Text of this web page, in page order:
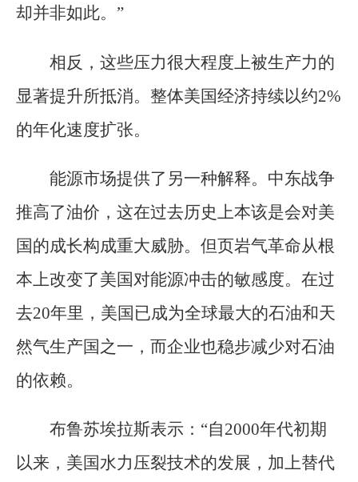
却并非如此。”
相反，这些压力很大程度上被生产力的
显著提升所抵消。整体美国经济持续以约2%
的年化速度扩张。
能源市场提供了另一种解释。中东战争
推高了油价，这在过去历史上本该是会对美
国的成长构成重大威胁。但页岩气革命从根
本上改变了美国对能源冲击的敏感度。在过
去20年里，美国已成为全球最大的石油和天
然气生产国之一，而企业也稳步减少对石油
的依赖。
布鲁苏埃拉斯表示：“自2000年代初期
以来，美国水力压裂技术的发展，加上替代